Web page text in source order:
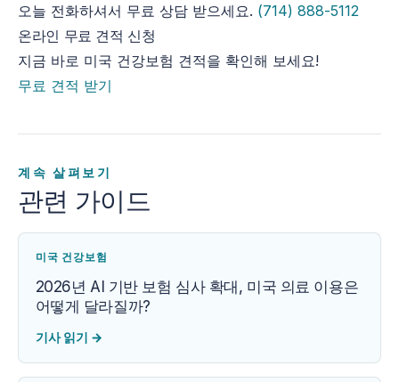
오늘 전화하셔서 무료 상담 받으세요. (714) 888-5112
온라인 무료 견적 신청
지금 바로 미국 건강보험 견적을 확인해 보세요!
무료 견적 받기
계속 살펴보기
관련 가이드
미국 건강보험
2026년 AI 기반 보험 심사 확대, 미국 의료 이용은
어떻게 달라질까?
기사 읽기 →